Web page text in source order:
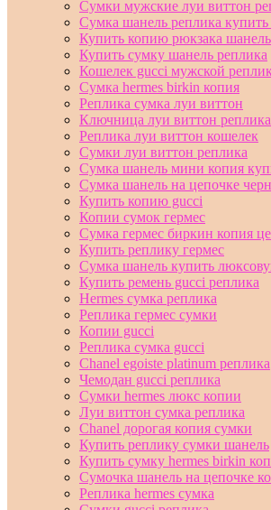
Сумки мужские луи виттон
Сумка шанель реплика купить
Купить копию рюкзака шанель
Купить сумку шанель реплика
Кошелек gucci мужской
Сумка hermes birkin копия
Реплика сумка луи виттон
Ключница луи виттон реплика
Реплика луи виттон кошелек
Сумки луи виттон реплика
Сумка шанель мини копия
Сумка шанель на цепочке
Купить копию gucci
Копии сумок гермес
Сумка гермес биркин копия
Купить реплику гермес
Сумка шанель купить
Купить ремень gucci реплика
Hermes сумка реплика
Реплика гермес сумки
Копии gucci
Реплика сумка gucci
Chanel egoiste platinum реплика
Чемодан gucci реплика
Сумки hermes люкс копии
Луи виттон сумка реплика
Chanel дорогая копия сумки
Купить реплику сумки шанель
Купить сумку hermes birkin
Сумочка шанель на цепочке
Реплика hermes сумка